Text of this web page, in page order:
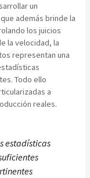
un
además brinde la
los juicios
la velocidad, la
representan una
Todo ello
a
reales.
estadísticas